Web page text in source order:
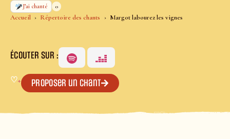
Accueil Répertoire des chants Margot labourez les vignes
J’ai chanté
0
ÉCOUTER SUR :
♡+ Proposer un chant